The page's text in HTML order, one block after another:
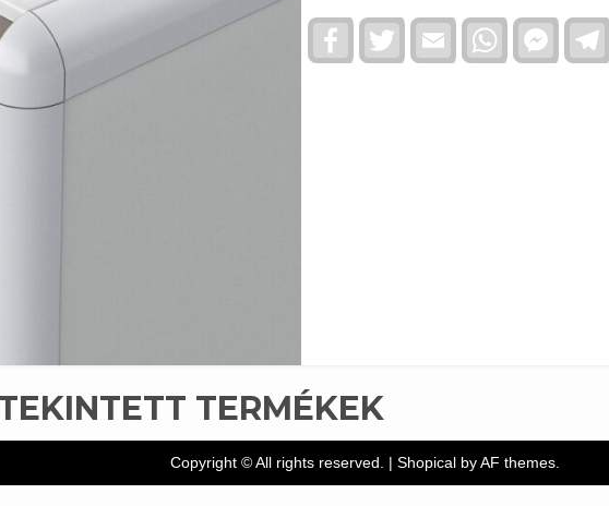
FacebookTwitter Email WhatsApp
TERMÉKEK
Copyright © All rights reserved. | Shopicalby AF themes.